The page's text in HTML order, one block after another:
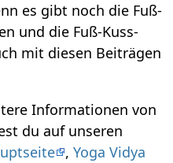
es gibt noch die Fuß-
und die Fuß-Kuss-
mit diesen Beiträgen
Informationen von
du auf unseren
,Yoga Vidya